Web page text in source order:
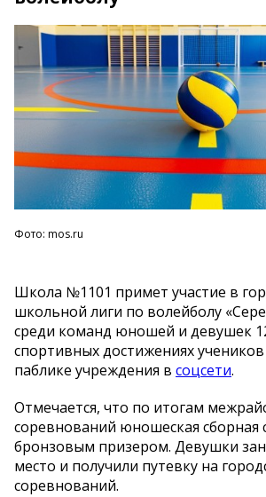
Фото: mos.ru
Школа №1101 примет участие в
школьной лиги по волейболу
среди команд юношей и девушек
спортивных достижениях учеников
паблике учреждения в соцсети.
Отмечается, что по итогам
соревнований юношеская сборная
бронзовым призером. Девушки
место и получили путевку на
соревнований.